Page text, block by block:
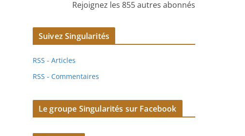
Rejoignez les 855 autres abonnés
Suivez Singularités
RSS - Articles
RSS - Commentaires
Le groupe Singularités sur Facebook